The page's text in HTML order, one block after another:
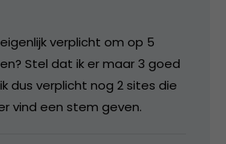
verplicht om op 5
Stel dat ik er maar 3 goed
dus verplicht nog 2 sites die
vind een stem geven.